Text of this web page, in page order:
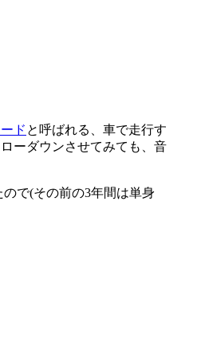
ド と呼ばれる、車で走行す
ーダウンさせてみても、音
で(その前の3年間は単身